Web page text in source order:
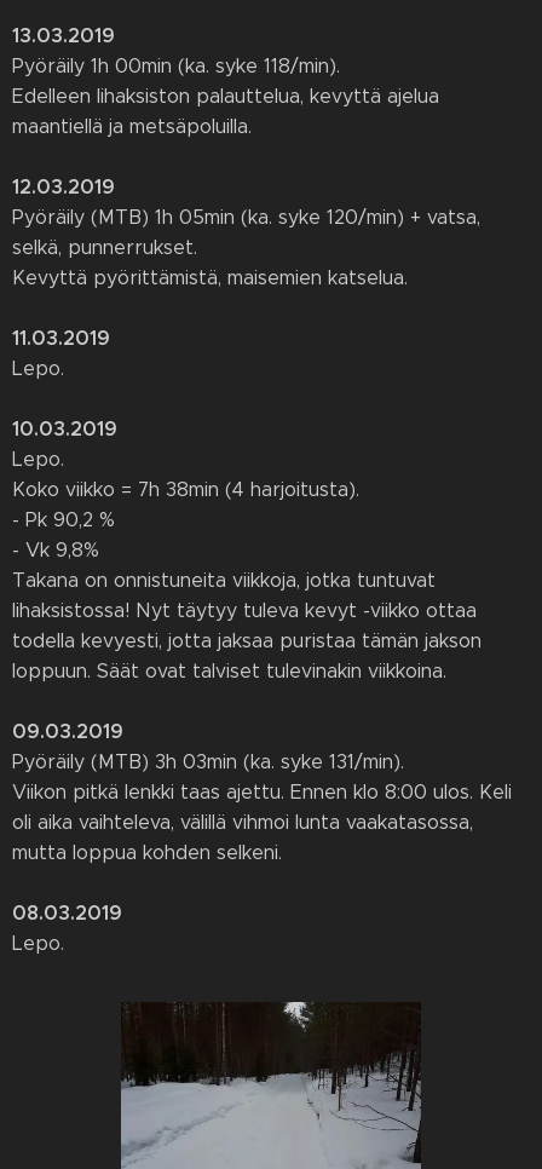
13.03.2019
Pyöräily 1h 00min (ka. syke 118/min).
Edelleen lihaksiston palauttelua, kevyttä ajelua
maantiellä ja metsäpoluilla.
12.03.2019
Pyöräily (MTB) 1h 05min (ka. syke 120/min) + vatsa,
selkä, punnerrukset.
Kevyttä pyörittämistä, maisemien katselua.
11.03.2019
Lepo.
10.03.2019
Lepo.
Koko viikko = 7h 38min (4 harjoitusta).
- Pk 90,2 %
- Vk 9,8%
Takana on onnistuneita viikkoja, jotka tuntuvat
lihaksistossa! Nyt täytyy tuleva kevyt -viikko ottaa
todella kevyesti, jotta jaksaa puristaa tämän jakson
loppuun. Säät ovat talviset tulevinakin viikkoina.
09.03.2019
Pyöräily (MTB) 3h 03min (ka. syke 131/min).
Viikon pitkä lenkki taas ajettu. Ennen klo 8:00 ulos. Keli
oli aika vaihteleva, välillä vihmoi lunta vaakatasossa,
mutta loppua kohden selkeni.
08.03.2019
Lepo.